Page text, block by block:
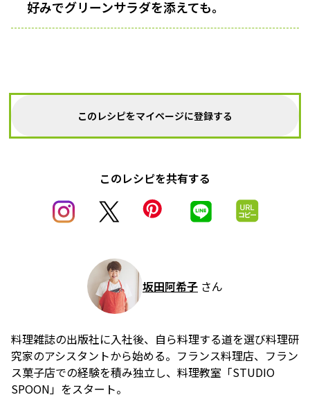
好みでグリーンサラダを添えても。
このレシピをマイページに登録する
このレシピを共有する
坂田阿希子 さん
料理雑誌の出版社に入社後、自ら料理する道を選び料理研
究家のアシスタントから始める。フランス料理店、フラン
ス菓子店での経験を積み独立し、料理教室「STUDIO
SPOON」をスタート。